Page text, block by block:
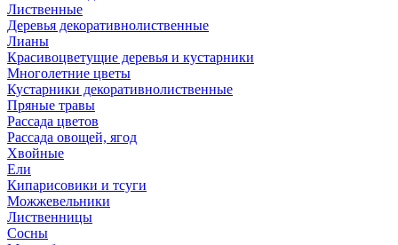
Лиственные
Деревья декоративнолиственные
Лианы
Красивоцветущие деревья и кустарники
Многолетние цветы
Кустарники декоративнолиственные
Пряные травы
Рассада цветов
Рассада овощей, ягод
Хвойные
Ели
Кипарисовики и тсуги
Можжевельники
Лиственницы
Сосны